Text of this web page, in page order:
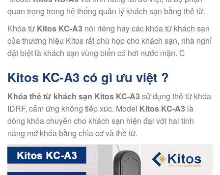
quan trọng trong hệ thống quản lý khách sạn bằng thẻ từ.
Khóa từ Kitos KC-A3 nói riêng hay các khóa từ khách sạn
của thương hiệu Kitos rất phù hợp cho khách sạn, nhà nghỉ
đặt biệt là khách sạn vùng biển có hơi nước mặn. C
Kitos KC-A3 có gì ưu việt ?
Khóa thẻ từ khách sạn Kitos KC-A3sử dụng thẻ từ khóa
IDRF, cảm ứng không tiếp xúc. Model Kitos KC-A3 là
dòng khóa chuyên cho khách sạn hiện đại với hai tính
năng mở khóa bằng chìa cơ và thẻ từ.